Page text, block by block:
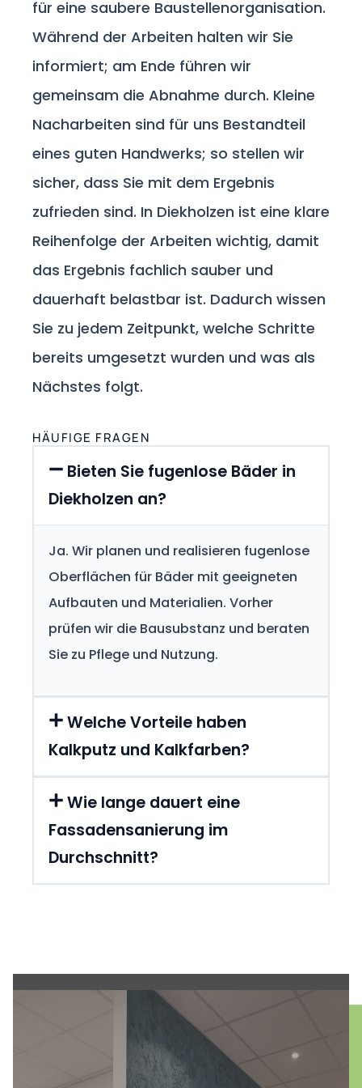
für eine saubere Baustellenorganisation.
Während der Arbeiten halten wir Sie
informiert; am Ende führen wir
gemeinsam die Abnahme durch. Kleine
Nacharbeiten sind für uns Bestandteil
eines guten Handwerks; so stellen wir
sicher, dass Sie mit dem Ergebnis
zufrieden sind. In Diekholzen ist eine klare
Reihenfolge der Arbeiten wichtig, damit
das Ergebnis fachlich sauber und
dauerhaft belastbar ist. Dadurch wissen
Sie zu jedem Zeitpunkt, welche Schritte
bereits umgesetzt wurden und was als
Nächstes folgt.
HÄUFIGE FRAGEN
Bieten Sie fugenlose Bäder in
Diekholzen an?
Ja. Wir planen und realisieren fugenlose
Oberflächen für Bäder mit geeigneten
Aufbauten und Materialien. Vorher
prüfen wir die Bausubstanz und beraten
Sie zu Pflege und Nutzung.
Welche Vorteile haben
Kalkputz und Kalkfarben?
Wie lange dauert eine
Fassadensanierung im
Durchschnitt?
Entdecken Sie die Kunst der